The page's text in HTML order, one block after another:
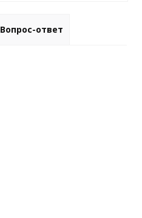
Вопрос-ответ